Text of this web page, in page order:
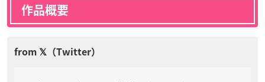
作品概要